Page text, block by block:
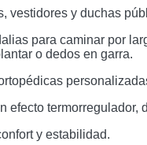
vestidores y duchas
para caminar por
o dedos en garra.
efecto termorregulador,
y estabilidad.